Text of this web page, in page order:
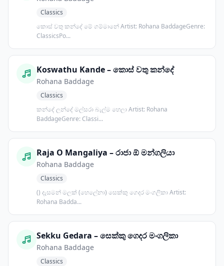
Classics
කොස් වතු කන්දේ මේ ගම්මානේ Artist: Rohana BaddageGenre:
ClassicsPo...
Koswathu Kande – කොස් වතු කන්දේ
Rohana Baddage
Classics
කන්දේ ලන්දේ මල්සරා බැල්ම හෙලා Artist: Rohana
BaddageGenre: Classi...
Raja O Mangaliya – රාජා ඕ මන්ගලියා
Rohana Baddage
Classics
() දැසමන් මලක් (හෙලේනා) සෙක්කු ගෙදර මංගලිකා Artist:
Rohana Badda...
Sekku Gedara – සෙක්කු ගෙදර මංගලිකා
Rohana Baddage
Classics